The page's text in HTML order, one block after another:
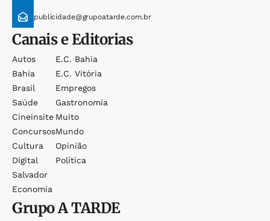
publicidade@grupoatarde.com.br
Canais e Editorias
Autos
Bahia
Brasil
Saúde
Cineinsite
Concursos
Cultura
Digital
Salvador
Economia
E.c. Bahia
E.c. Vitória
Empregos
Gastronomia
Muito
Mundo
Opinião
Política
GrupoA TARDE